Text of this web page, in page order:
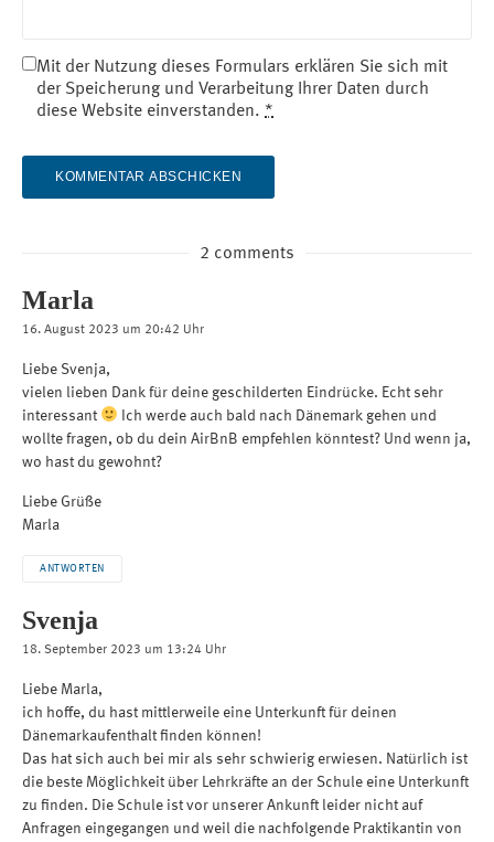
Mit der Nutzung dieses Formulars erklären Sie sich mit
der Speicherung und Verarbeitung Ihrer Daten durch
diese Website einverstanden. *
2 comments
Marla
16. August 2023 um 20:42 Uhr
Liebe Svenja,
vielen lieben Dank für deine geschilderten Eindrücke. Echt sehr
interessant
Ich werde auch bald nach Dänemark gehen und
wollte fragen, ob du dein AirBnB empfehlen könntest? Und wenn ja,
wo hast du gewohnt?
Liebe Grüße
Marla
ANTWORTEN
Svenja
18. September 2023 um 13:24 Uhr
Liebe Marla,
ich hoffe, du hast mittlerweile eine Unterkunft für deinen
Dänemarkaufenthalt finden können!
Das hat sich auch bei mir als sehr schwierig erwiesen. Natürlich ist
die beste Möglichkeit über Lehrkräfte an der Schule eine Unterkunft
zu finden. Die Schule ist vor unserer Ankunft leider nicht auf
Anfragen eingegangen und weil die nachfolgende Praktikantin von